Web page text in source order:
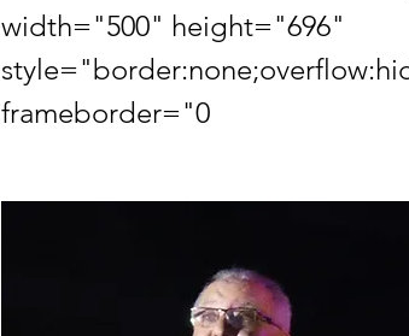
width="500" height="696"
frameborder="0